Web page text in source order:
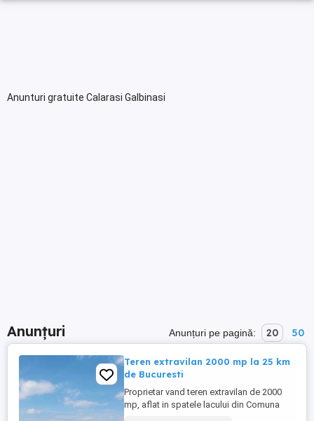
Anunturi gratuite Calarasi Galbinasi
Anunțuri Anunțuri pe pagină: 20 50
Teren extravilan 2000 mp la 25 km
de Bucuresti
Proprietar vand teren extravilan de 2000
mp, aflat in spatele lacului din Comuna